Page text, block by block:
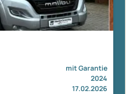
mit Garantie
2024
17.02.2026